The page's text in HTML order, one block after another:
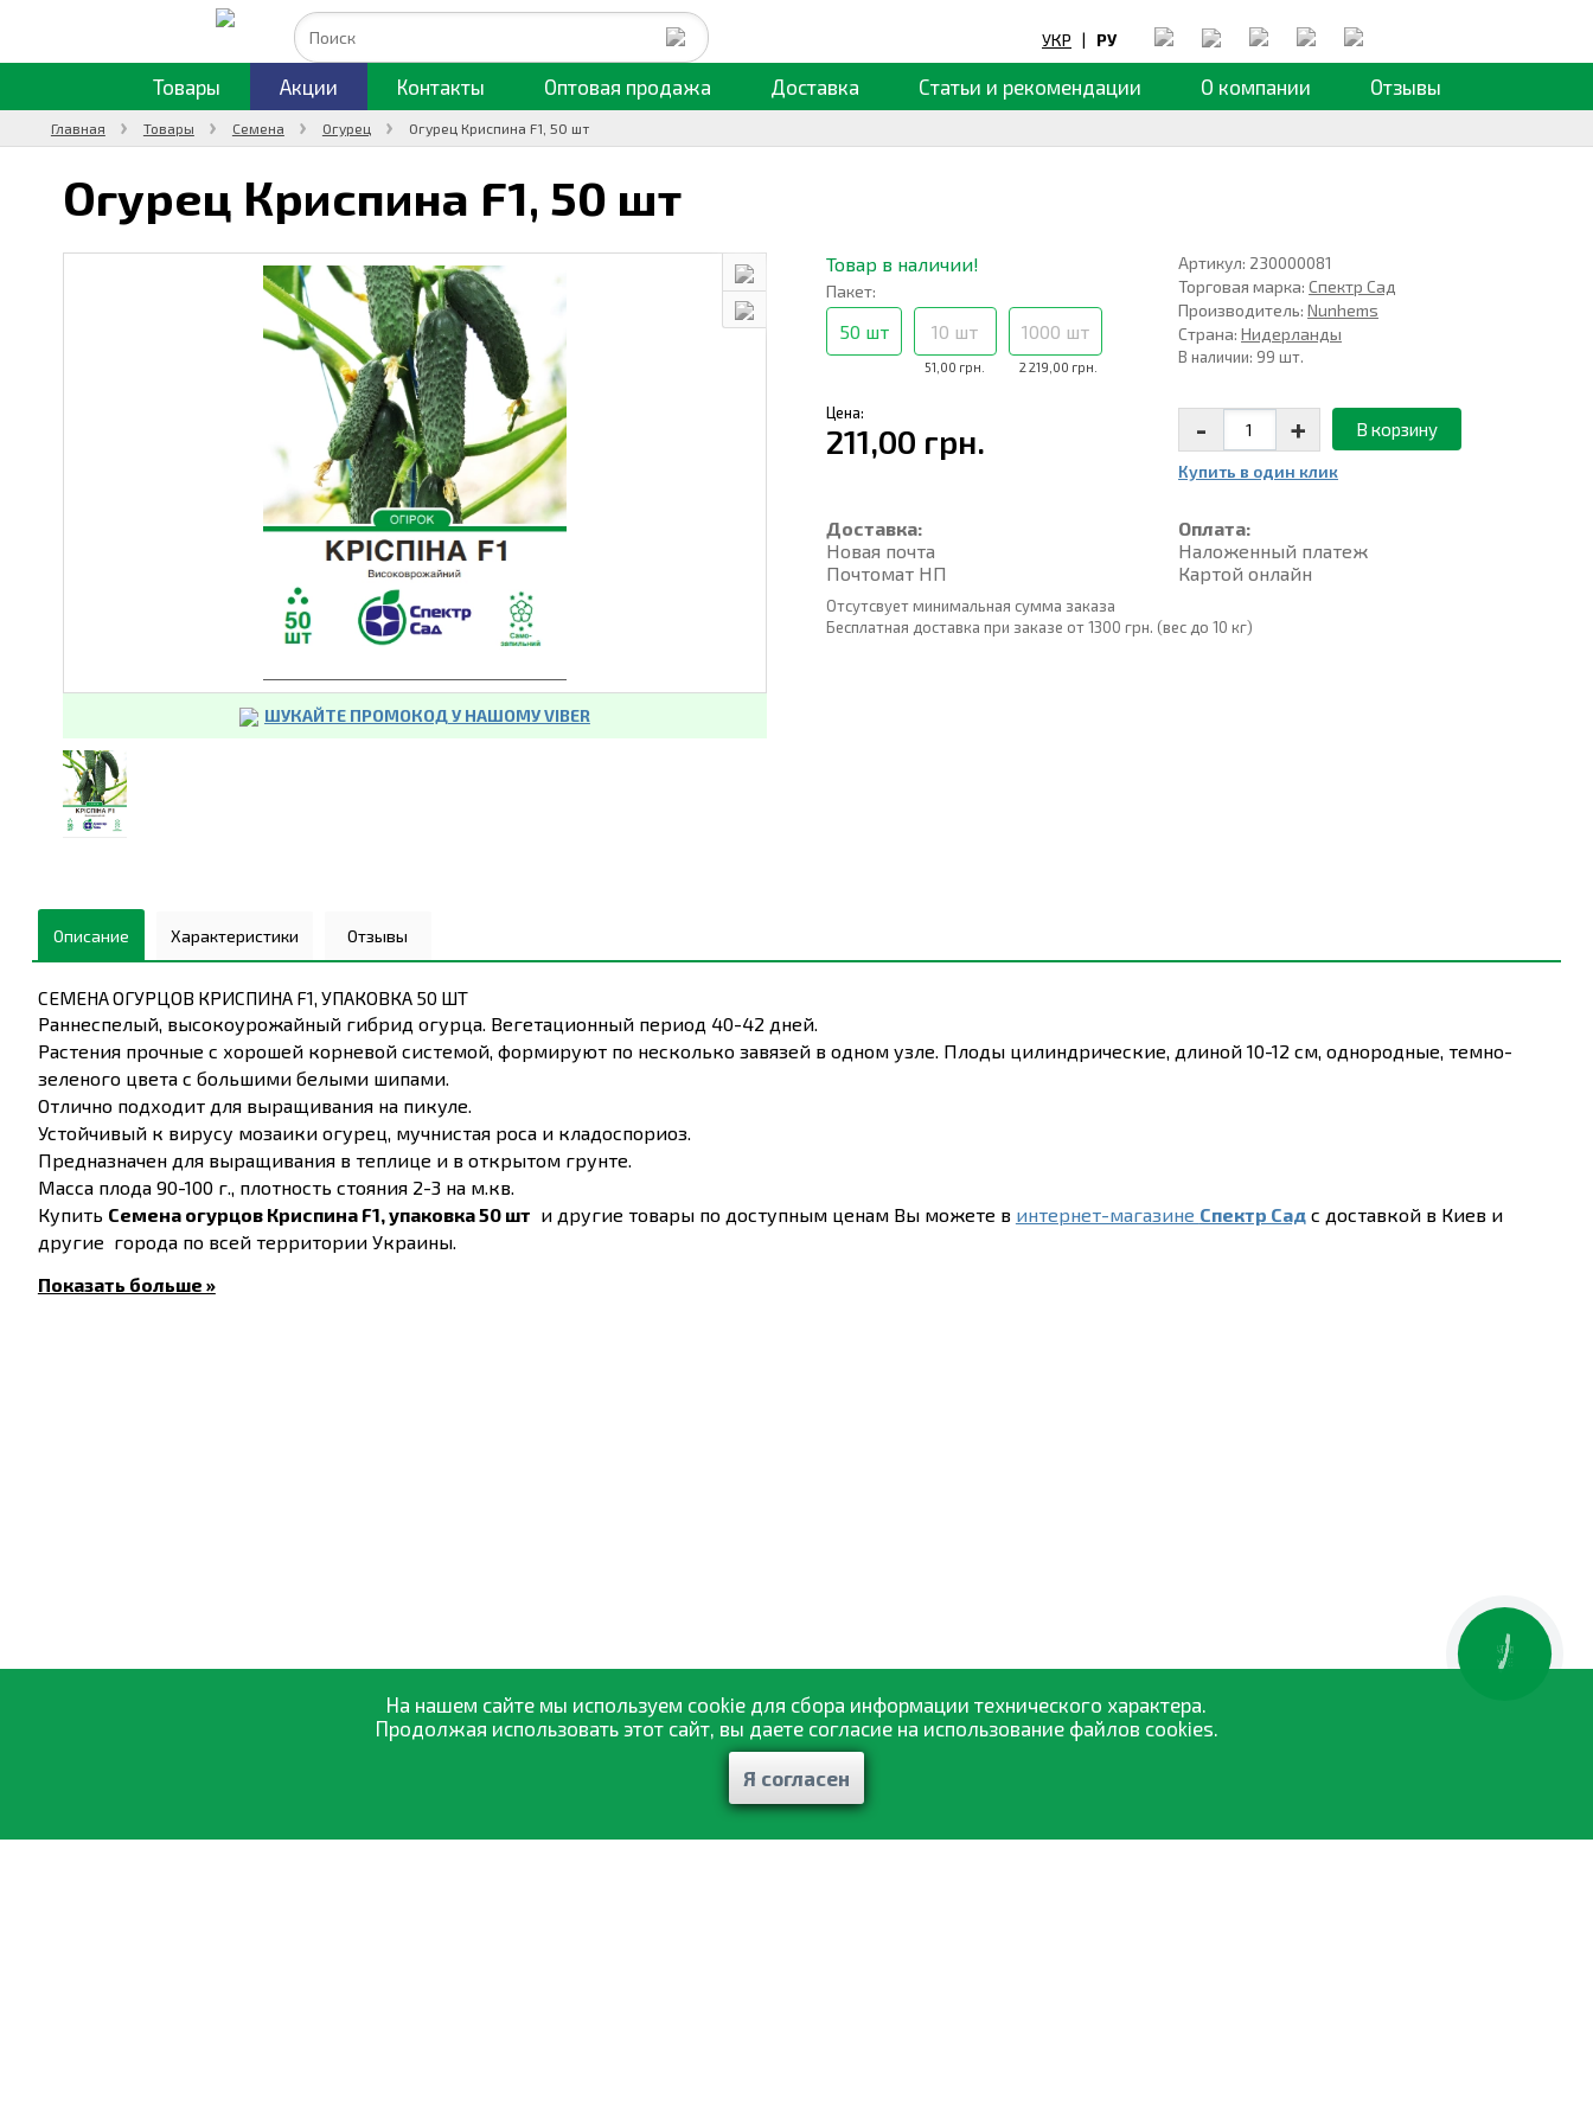
УКР | РУ
Товары Акции Контакты Оптовая продажа Доставка Статьи и рекомендации О компании Отзывы
Главная Товары Семена Огурец Огурец Криспина F1, 50 шт
Огурец Криспина F1, 50 шт
ШУКАЙТЕ ПРОМОКОД У НАШОМУ VIBER
Товар в наличии!
Пакет:
50 шт
51,00 грн.
10 шт
2 219,00 грн.
1000 шт
Артикул: 230000081
Торговая марка:Спектр Сад
Производитель:Nunhems
Страна:Нидерланды
В наличии: 99 шт.
Цена:
211,00 грн. - + В корзину
Купить в один клик
Доставка:
Новая почта
Почтомат НП
Оплата:
Наложенный платеж
Картой онлайн
Отсутсвует минимальная сумма заказа
Бесплатная доставка при заказе от 1300 грн. (вес до 10 кг)
Описание Характеристики Отзывы
СЕМЕНА ОГУРЦОВ КРИСПИНА F1, УПАКОВКА 50 ШТ
Раннеспелый, высокоурожайный гибрид огурца. Вегетационный период 40-42 дней.
Растения прочные с хорошей корневой системой, формируют по несколько завязей в одном узле. Плоды цилиндрические, длиной 10-12 см, однородные, темно-
зеленого цвета с большими белыми шипами.
Отлично подходит для выращивания на пикуле.
Устойчивый к вирусу мозаики огурец, мучнистая роса и кладоспориоз.
Предназначен для выращивания в теплице и в открытом грунте.
Масса плода 90-100 г., плотность стояния 2-3 на м.кв.
Купить Семена огурцов Криспина F1, упаковка 50 шт и другие товары по доступным ценам Вы можете в интернет-магазине Спектр Сад с доставкой в Киев и
другие города по всей территории Украины.
Показать больше »
На нашем сайте мы используем cookie для сбора информации технического характера.
Продолжая использовать этот сайт, вы даете согласие на использование файлов cookies.
Я согласен
КНОПКА
ЗВ'ЯЗКУ